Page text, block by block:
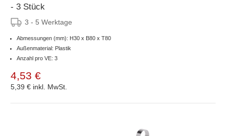
- 3 Stück
3 - 5 Werktage
Abmessungen (mm): H30 x B80 x T80
Außenmaterial: Plastik
Anzahl pro VE: 3
4,53 €
5,39 € inkl. MwSt.